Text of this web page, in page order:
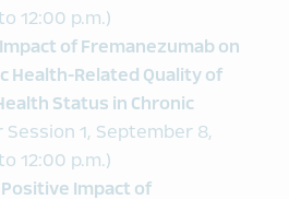
12:00 p.m.)
Impact of Fremanezumab on
Health-Related Quality of
Status in Chronic
Session 1, September 8,
12:00 p.m.)
Positive Impact of